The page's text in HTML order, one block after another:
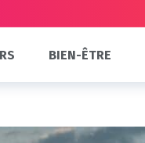
BIEN-ÊTRE